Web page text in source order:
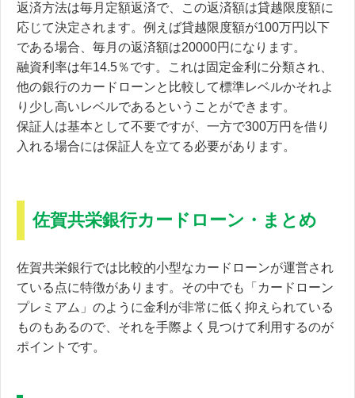
返済方法は毎月定額返済で、この返済額は貸越限度額に
応じて決定されます。例えば貸越限度額が100万円以下
である場合、毎月の返済額は20000円になります。
融資利率は年14.5％です。これは固定金利に分類され、
他の銀行のカードローンと比較して標準レベルかそれよ
り少し高いレベルであるということができます。
保証人は基本として不要ですが、一方で300万円を借り
入れる場合には保証人を立てる必要があります。
佐賀共栄銀行カードローン・まとめ
佐賀共栄銀行では比較的小型なカードローンが運営され
ている点に特徴があります。その中でも「カードローン
プレミアム」のように金利が非常に低く抑えられている
ものもあるので、それを手際よく見つけて利用するのが
ポイントです。